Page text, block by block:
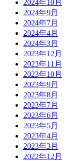
2024年10月
2024年9月
2024年7月
2024年4月
2024年3月
2023年12月
2023年11月
2023年10月
2023年9月
2023年8月
2023年7月
2023年6月
2023年5月
2023年4月
2023年3月
2022年12月